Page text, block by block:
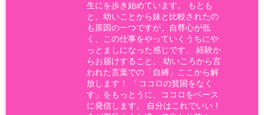
生にを歩き始めています。 もとも
と、幼いことから妹と比較されたの
も原因の一つですが、自尊心が低
く、この仕事をやっていくうちにや
っとましになった感じです。 経験か
らお届けすること。 幼いころから言
われた言葉での「自縛」ここから解
放します！ 「ココロの貧困をなく
す」をもっとうに、ココロをベース
に発信します。 自分はこれでいい！